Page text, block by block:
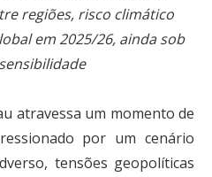
regiões, risco climático
em 2025/26, ainda sob
atravessa um momento de
por um cenário
tensões geopolíticas